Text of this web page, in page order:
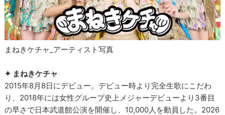
まねきケチャ_アーティスト写真
✦ まねきケチャ
2015年8月8日にデビュー。デビュー時より完全生歌にこだわ
り、2018年には女性グループ史上メジャーデビューより3番目
の早さで日本武道館公演を開催し、10,000人を動員した。2026